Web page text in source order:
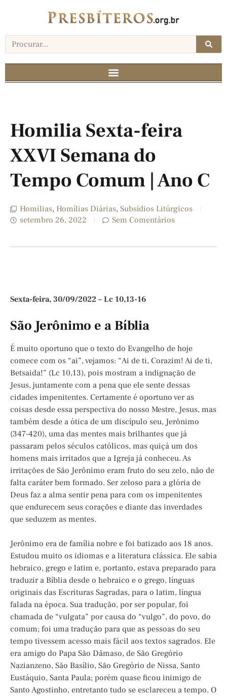
Homilia Sexta-feira
XXVI Semana do
Tempo Comum | Ano C
Homilias, Homílias Diárias, Subsídios Litúrgicos
setembro 26, 2022
Sem Comentários
Sexta-feira, 30/09/2022 – Lc 10,13-16
São Jerônimo e a Bíblia
É muito oportuno que o texto do Evangelho de hoje
comece com os “ai”, vejamos: “Ai de ti, Corazim! Ai de ti,
Betsaida!” (Lc 10,13), pois mostram a indignação de
Jesus, juntamente com a pena que ele sente dessas
cidades impenitentes. Certamente é oportuno ver as
coisas desde essa perspectiva do nosso Mestre, Jesus, mas
também desde a ótica de um discípulo seu, Jerônimo
(347-420), uma das mentes mais brilhantes que já
passaram pelos séculos católicos, mas quiçá um dos
homens mais irritados que a Igreja já conheceu. As
irritações de São Jerônimo eram fruto do seu zelo, não de
falta caráter bem formado. Ser zeloso para a glória de
Deus faz a alma sentir pena para com os impenitentes
que endurecem seus corações e diante das inverdades
que seduzem as mentes.
Jerônimo era de família nobre e foi batizado aos 18 anos.
Estudou muito os idiomas e a literatura clássica. Ele sabia
hebraico, grego e latim e, portanto, estava preparado para
traduzir a Bíblia desde o hebraico e o grego, línguas
originais das Escrituras Sagradas, para o latim, língua
falada na época. Sua tradução, por ser popular, foi
chamada de “vulgata” por causa do “vulgo”, do povo, do
comum; foi uma tradução para que as pessoas do seu
tempo tivessem acesso mais fácil aos textos sagrados. Ele
era amigo do Papa São Dâmaso, de São Gregório
Nazianzeno, São Basílio, São Gregório de Nissa, Santo
Eustáquio, Santa Paula; porém quase ficou inimigo de
Santo Agostinho, entretanto tudo se esclareceu a tempo. O